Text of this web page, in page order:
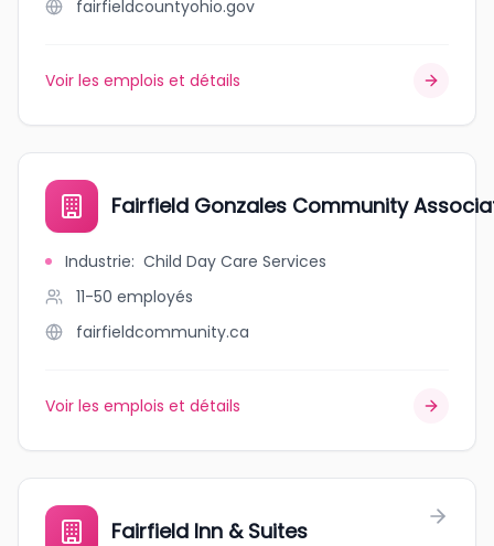
fairfieldcountyohio.gov
Voir les emplois et détails
Fairfield Gonzales Community
Industrie: Child Day Care Services
11-50 employés
fairfieldcommunity.ca
Voir les emplois et détails
Fairfield Inn & Suites